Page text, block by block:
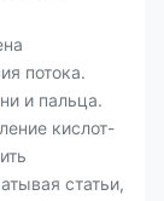
потока.
и пальца.
кислот-
статьи,